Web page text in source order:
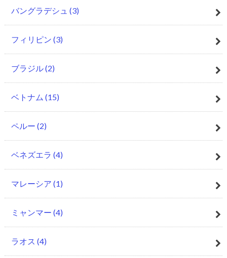
バングラデシュ (3)
フィリピン (3)
ブラジル(2)
ベトナム (15)
ペルー (2)
ベネズエラ (4)
マレーシア (1)
ミャンマー (4)
ラオス (4)